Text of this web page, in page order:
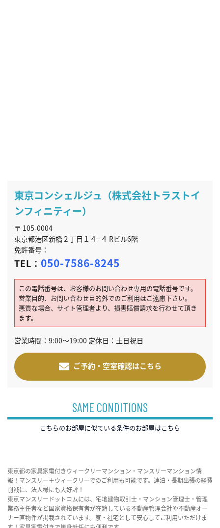
東京コンシェルジュ（株式会社トラストイ
ンフィニティー）
〒 105-0004
東京都港区新橋２丁目１４−４ Rビル6階
免許番号：
TEL： 050-7586-8245
この電話番号は、お客様のお問い合わせ専用の電話番号です。
営業目的、お問い合わせ目的外でのご利用はご遠慮下さい。
悪質な場合、サイト管理者より、損害賠償請求を行わせて頂き
ます。
営業時間：9:00～19:00 定休日：土日祝日
ご予約・空室確認はこちら
SAME CONDITIONS
こちらのお部屋に似ている条件のお部屋はこちら
東京都の家具家電付きウィークリーマンション・マンスリーマンション情
報！マンスリー＋ウィークリーでのご利用も可能です。連泊・長期出張の経費
削減に、法人様にも大好評！
東京マンスリードットコムには、宅地建物取引士・マンション管理士・管理
業務主任者など国家資格保有者が在籍している不動産管理会社や不動産オー
ナー直物件が掲載されています。寮・社宅として安心してご利用いただけま